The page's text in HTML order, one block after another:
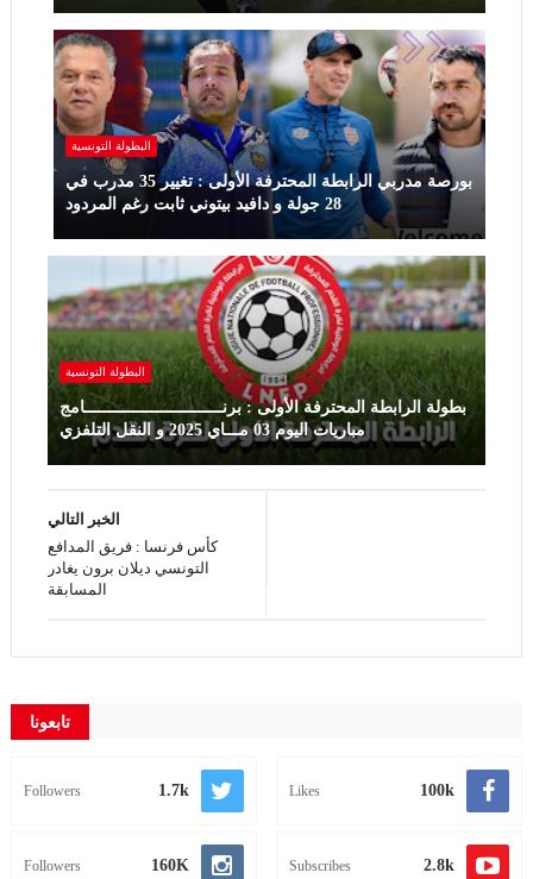
البطولة التونسية
بورصة مدربي الرابطة المحترفة الأولى : تغيير 35 مدرب في
28 جولة و دافيد بيتوني ثابت رغم المردود
البطولة التونسية
بطولة الرابطة المحترفة الأولى : برنـــــــــــــــــــــــــــــامج
مباريات اليوم 03 مـــاي 2025 و النقل التلفزي
الخبر التالي
كأس فرنسا : فريق المدافع
التونسي ديلان برون يغادر
المسابقة
تابعونا
100k
Likes
1.7k
Followers
2.8k
Subscribes
160K
Followers